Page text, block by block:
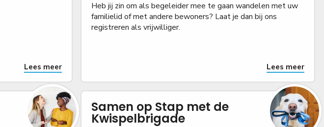
Lees meer
Heb jij zin om als begeleider mee te gaan wandelen met uw
familielid of met andere bewoners? Laat je dan bij ons
registreren als vrijwilliger.
Lees meer
Samen op Stap met de
Kwispelbrigade